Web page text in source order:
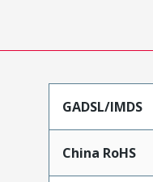
GADSL/IMDS
China RoHS